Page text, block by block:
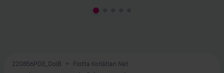
220856PDE_DolB + Flotta Korlátlan Net